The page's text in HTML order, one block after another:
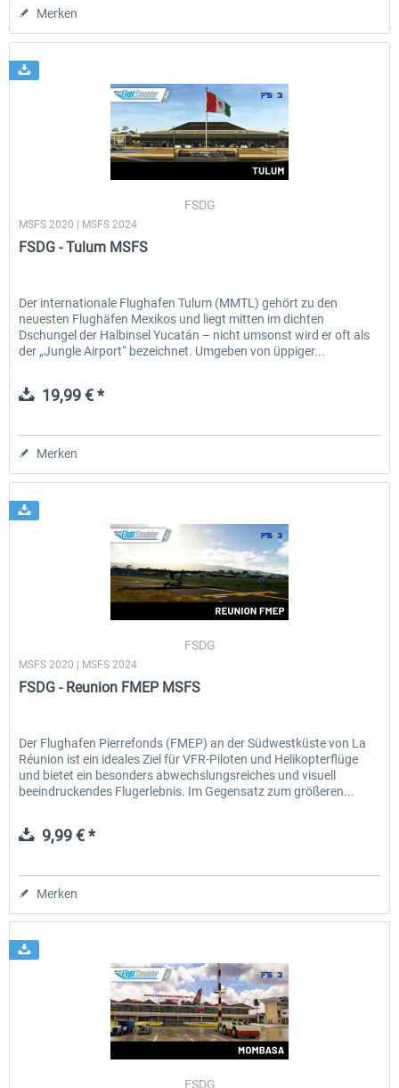
Merken
FSDG
MSFS 2020 | MSFS 2024
FSDG - Tulum MSFS
Der internationale Flughafen Tulum (MMTL) gehört zu den
neuesten Flughäfen Mexikos und liegt mitten im dichten
Dschungel der Halbinsel Yucatán – nicht umsonst wird er oft als
der „Jungle Airport“ bezeichnet. Umgeben von üppiger...
19,99 € *
Merken
FSDG
MSFS 2020 | MSFS 2024
FSDG - Reunion FMEP MSFS
Der Flughafen Pierrefonds (FMEP) an der Südwestküste von La
Réunion ist ein ideales Ziel für VFR-Piloten und Helikopterflüge
und bietet ein besonders abwechslungsreiches und visuell
beeindruckendes Flugerlebnis. Im Gegensatz zum größeren...
9,99 € *
Merken
FSDG